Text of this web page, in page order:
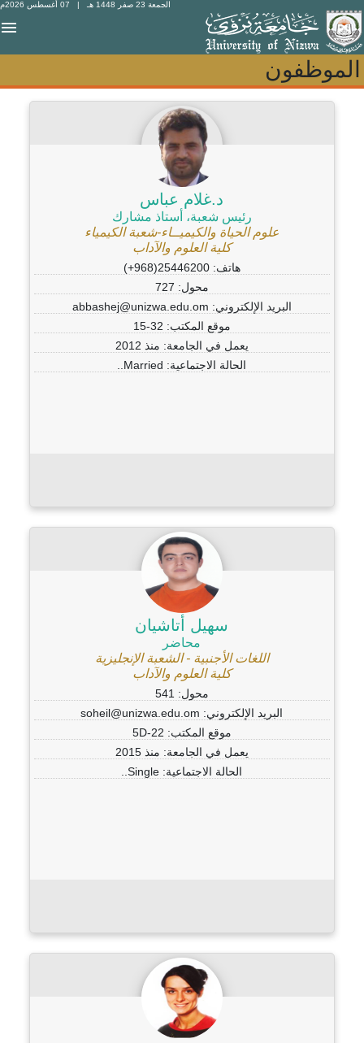
الجمعة 23 صفر 1448 هـ | 07 أغسطس 2026م
الموظفون
الموظفون
د.غلام عباس
رئيس شعبة، أستاذ مشارك
علوم الحياة والكيميــاء-شعبة الكيمياء
كلية العلوم والآداب
هاتف: 25446200(968+)
محول: 727
البريد الإلكتروني: abbashej@unizwa.edu.om
موقع المكتب: 32-15
يعمل في الجامعة: منذ 2012
الحالة الاجتماعية: Married..
سهيل أتاشيان
محاضر
اللغات الأجنبية - الشعبة الإنجليزية
كلية العلوم والآداب
محول: 541
البريد الإلكتروني: soheil@unizwa.edu.om
موقع المكتب: 5D-22
يعمل في الجامعة: منذ 2015
الحالة الاجتماعية: Single..